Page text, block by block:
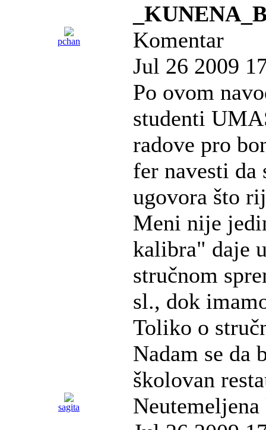
pchan
Komentar
Jul 26 2009
Po ovom
studenti
radove pro
fer navesti da
ugovora što
Meni nije
kalibra" daje
stručnom
sl., dok
Toliko o
Nadam se
školovan
sagita